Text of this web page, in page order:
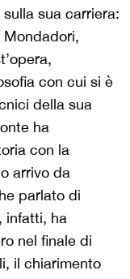
sua carriera:
Mondadori,
con cui si è
della sua
ha
con la
arrivo da
parlato di
infatti, ha
nel finale di
il chiarimento